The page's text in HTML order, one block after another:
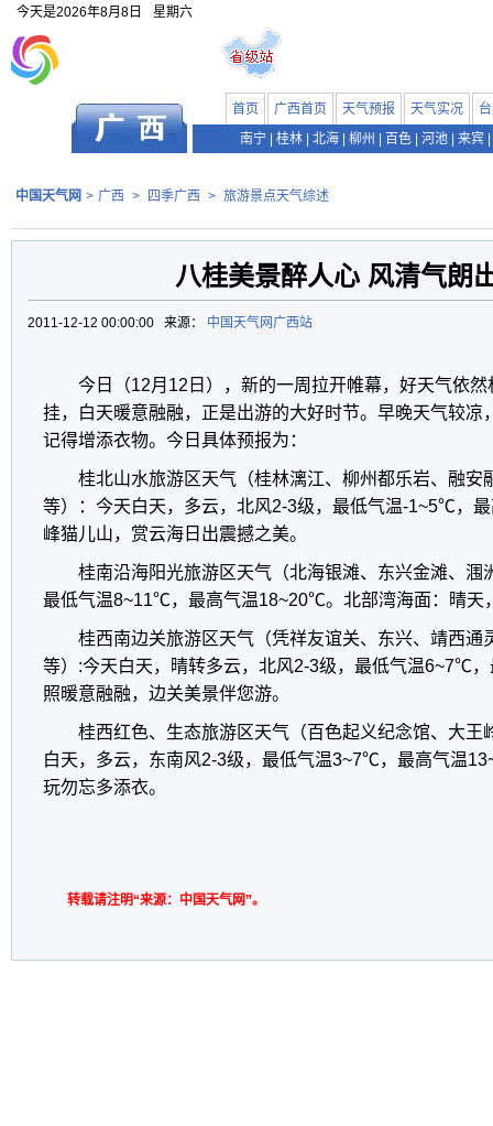
今天是2026年8月8日 星期六
首页 广西首页 天气预报 天气实况
南宁
桂林 北海 柳州 百色 河池 来宾
中国天气网 > 广西 > 四季广西 > 旅游景点天气综述
八桂美景醉人心 风清气朗
2011-12-12 00:00:00 来源： 中国天气网广西站
今日（12月12日），新的一周拉开帷幕，好天气依
挂，白天暖意融融，正是出游的大好时节。早晚天气较凉
记得增添衣物。今日具体预报为：
桂北山水旅游区天气（桂林漓江、柳州都乐岩、融安
等）：今天白天，多云，北风2-3级，最低气温-1~5℃，
峰猫儿山，赏云海日出震撼之美。
桂南沿海阳光旅游区天气（北海银滩、东兴金滩、涠
最低气温8~11℃，最高气温18~20℃。北部湾海面：晴天
桂西南边关旅游区天气（凭祥友谊关、东兴、靖西通
等）:今天白天，晴转多云，北风2-3级，最低气温6~7℃
照暖意融融，边关美景伴您游。
桂西红色、生态旅游区天气（百色起义纪念馆、大王
白天，多云，东南风2-3级，最低气温3~7℃，最高气温
玩勿忘多添衣。
转载请注明“来源：中国天气网”。